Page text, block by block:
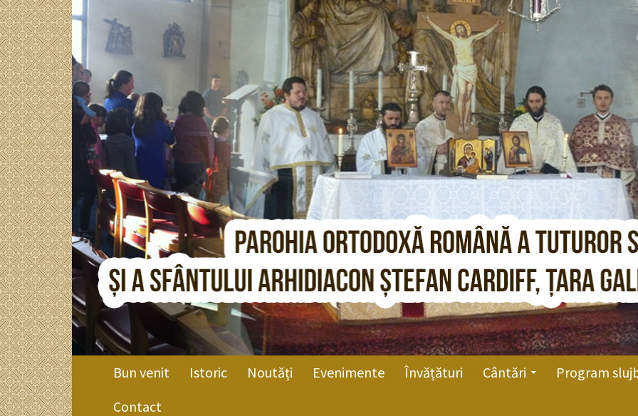
Sari
conținut
BISERICAORTODOXACARDIFF.CO
M
MENIU
PRINCIPAL
Bun venit Istoric Noutăți Evenimente Învățături Cântări Program
Contact